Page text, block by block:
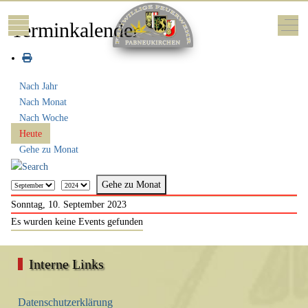
Mobile Menu Toggle Off-
Terminkalender
Nach Jahr
Nach Monat
Nach Woche
Heute
Gehe zu Monat
Gehe zu Monat
Sonntag, 10. September 2023
Es wurden keine Events gefunden
Interne Links
Datenschutzerklärung